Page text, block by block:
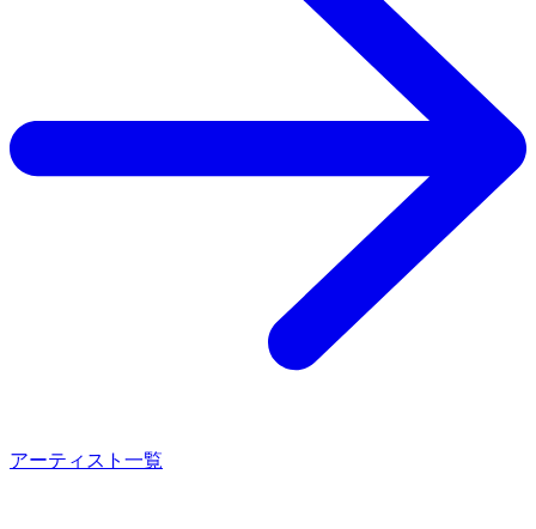
アーティスト一覧